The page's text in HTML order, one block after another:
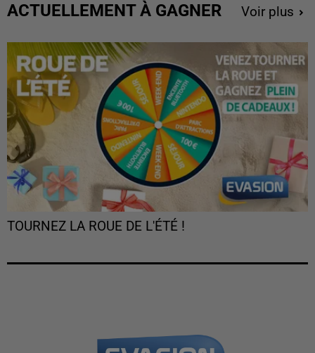
ACTUELLEMENT À GAGNER Voir plus
TOURNEZ LA ROUE DE L'ÉTÉ !